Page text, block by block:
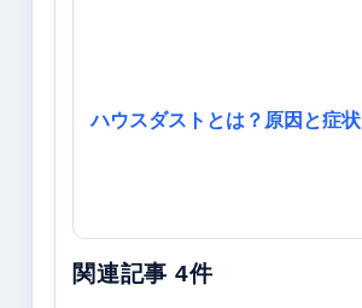
ハウスダストとは？原因と症
関連記事 4件